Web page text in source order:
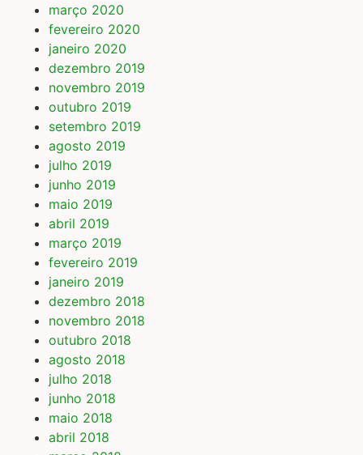
março 2020
fevereiro 2020
janeiro 2020
dezembro 2019
novembro 2019
outubro 2019
setembro 2019
agosto 2019
julho 2019
junho 2019
maio 2019
abril 2019
março 2019
fevereiro 2019
janeiro 2019
dezembro 2018
novembro 2018
outubro 2018
agosto 2018
julho 2018
junho 2018
maio 2018
abril 2018